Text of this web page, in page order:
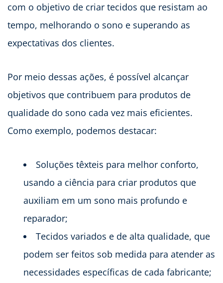
com o objetivo de criar tecidos que resistam ao
tempo, melhorando o sono e superando as
expectativas dos clientes.
Por meio dessas ações, é possível alcançar
objetivos que contribuem para produtos de
qualidade do sono cada vez mais eficientes.
Como exemplo, podemos destacar:
Soluções têxteis para melhor conforto,
usando a ciência para criar produtos que
auxiliam em um sono mais profundo e
reparador;
Tecidos variados e de alta qualidade, que
podem ser feitos sob medida para atender as
necessidades específicas de cada fabricante;